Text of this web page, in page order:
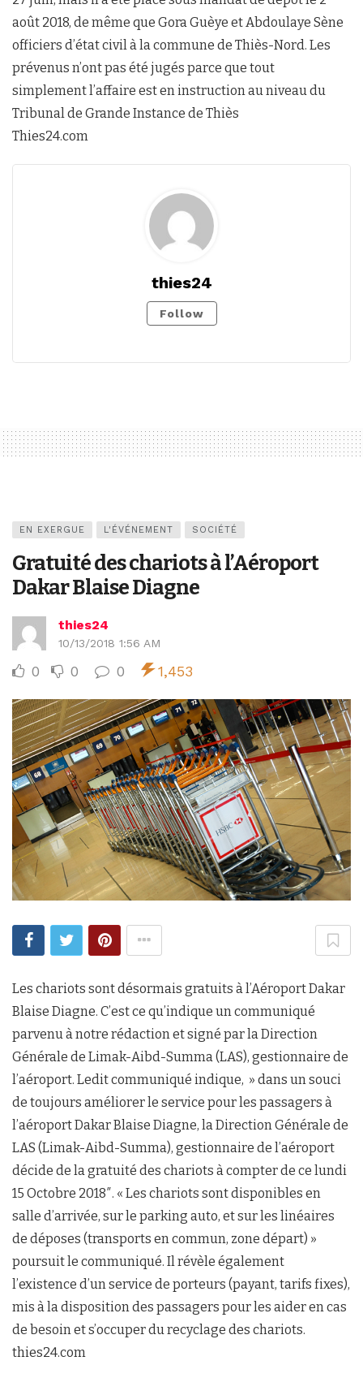
août 2018, de même que Gora Guèye et Abdoulaye Sène
officiers d’état civil à la commune de Thiès-Nord. Les
prévenus n’ont pas été jugés parce que tout
simplement l’affaire est en instruction au niveau du
Tribunal de Grande Instance de Thiès
Thies24.com
thies24
Follow
EN EXERGUE L'ÉVÉNEMENT SOCIÉTÉ
Gratuité des chariots à l’Aéroport
Dakar Blaise Diagne
thies24
10/13/2018 1:56 AM
0 0 0 1,453
Les chariots sont désormais gratuits à l’Aéroport Dakar
Blaise Diagne. C’est ce qu’indique un communiqué
parvenu à notre rédaction et signé par la Direction
Générale de Limak-Aibd-Summa (LAS), gestionnaire de
l’aéroport. Ledit communiqué indique, » dans un souci
de toujours améliorer le service pour les passagers à
l’aéroport Dakar Blaise Diagne, la Direction Générale de
LAS (Limak-Aibd-Summa), gestionnaire de l’aéroport
décide de la gratuité des chariots à compter de ce lundi
15 Octobre 2018″. « Les chariots sont disponibles en
salle d’arrivée, sur le parking auto, et sur les linéaires
de déposes (transports en commun, zone départ) »
poursuit le communiqué. Il révèle également
l’existence d’un service de porteurs (payant, tarifs fixes),
mis à la disposition des passagers pour les aider en cas
de besoin et s’occuper du recyclage des chariots.
thies24.com